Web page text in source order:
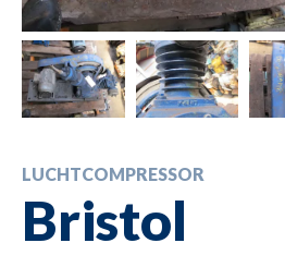
LUCHTCOMPRESSOR
Bristol